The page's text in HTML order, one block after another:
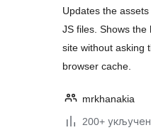
Updates the
JS files. Shows
site without asking
browser cache.
mrkhanakia
200+